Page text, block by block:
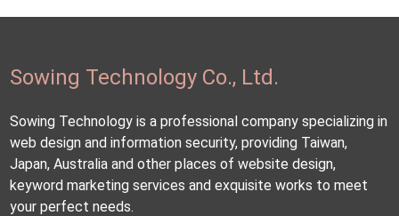
Sowing Technology Co., Ltd.
Sowing Technology is a professional company specializing in
web design and information security, providing Taiwan,
Japan, Australia and other places of website design,
keyword marketing services and exquisite works to meet
your perfect needs.